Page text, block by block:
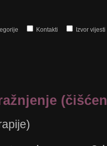
Kontakti Izvor vijesti